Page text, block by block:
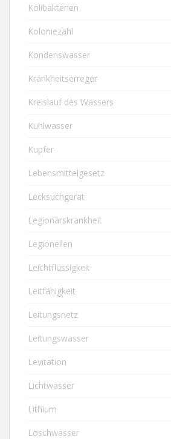
Kolibakterien
Koloniezahl
Kondenswasser
Krankheitserreger
Kreislauf des Wassers
Kühlwasser
Kupfer
Lebensmittelgesetz
Lecksuchgerät
Legionärskrankheit
Legionellen
Leichtflüssigkeit
Leitfähigkeit
Leitungsnetz
Leitungswasser
Levitation
Lichtwasser
Lithium
Löschwasser